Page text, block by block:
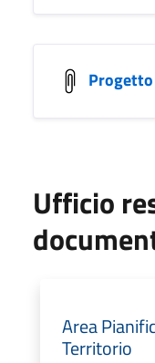
Progetto
Ufficio
Area
Territorio